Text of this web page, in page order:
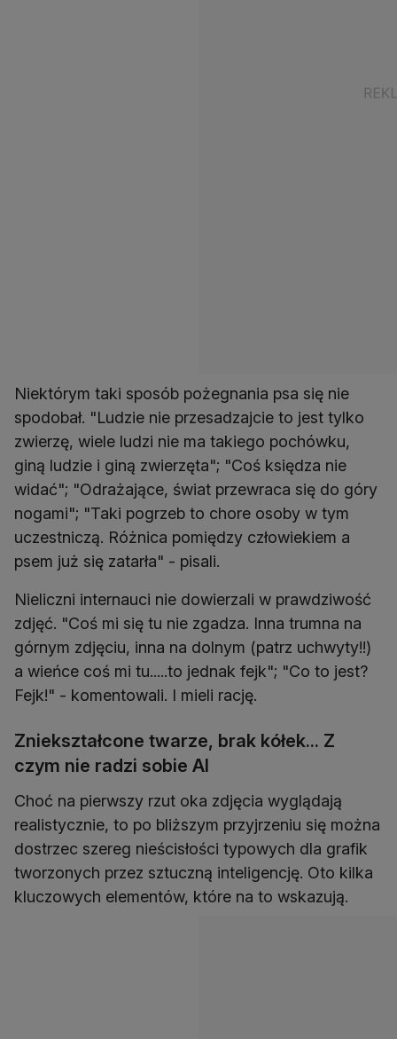
Niektórym taki sposób pożegnania psa się nie
spodobał. "Ludzie nie przesadzajcie to jest tylko
zwierzę, wiele ludzi nie ma takiego pochówku,
giną ludzie i giną zwierzęta"; "Coś księdza nie
widać"; "Odrażające, świat przewraca się do góry
nogami"; "Taki pogrzeb to chore osoby w tym
uczestniczą. Różnica pomiędzy człowiekiem a
psem już się zatarła" - pisali.
Nieliczni internauci nie dowierzali w prawdziwość
zdjęć. "Coś mi się tu nie zgadza. Inna trumna na
górnym zdjęciu, inna na dolnym (patrz uchwyty!!)
a wieńce coś mi tu.....to jednak fejk"; "Co to jest?
Fejk!" - komentowali. I mieli rację.
Zniekształcone twarze, brak kółek... Z
czym nie radzi sobie AI
Choć na pierwszy rzut oka zdjęcia wyglądają
realistycznie, to po bliższym przyjrzeniu się można
dostrzec szereg nieścisłości typowych dla grafik
tworzonych przez sztuczną inteligencję. Oto kilka
kluczowych elementów, które na to wskazują.